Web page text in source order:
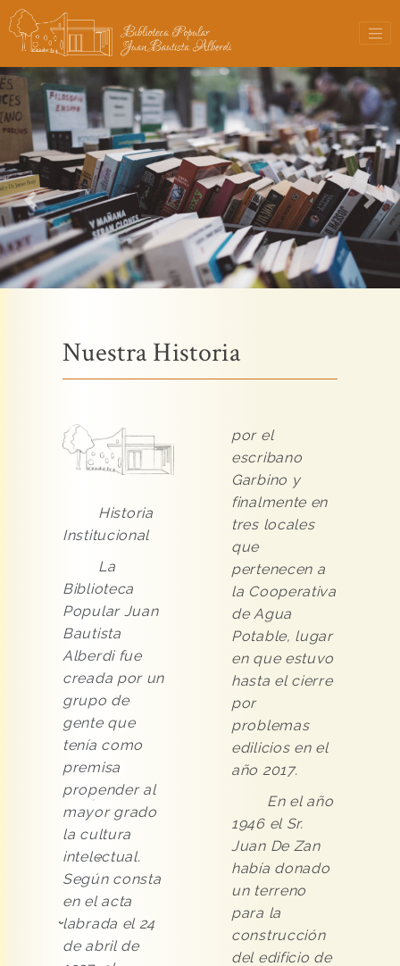
Previous Next
Nuestra Historia
Historia
Institucional
La
Biblioteca
Popular Juan
Bautista
Alberdi fue
creada por un
grupo de
gente que
tenía como
premisa
propender al
mayor grado
la cultura
intelectual.
Según consta
en el acta
labrada el 24
de abril de
por el
escribano
Garbino y
finalmente en
tres locales
que
pertenecen a
la Cooperativa
de Agua
Potable, lugar
en que estuvo
hasta el cierre
por
problemas
edilicios en el
año 2017.
En el año
1946 el Sr.
Juan De Zan
había donado
un terreno
para la
construcción
del edificio de